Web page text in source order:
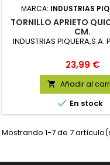
MARCA: INDUSTRIAS
TORNILLO APRIETO
CM.
INDUSTRIAS PIQUERA,S.A.
Precio
23,99 €
 Añadir al
 En stock
Mostrando 1-7 de 7